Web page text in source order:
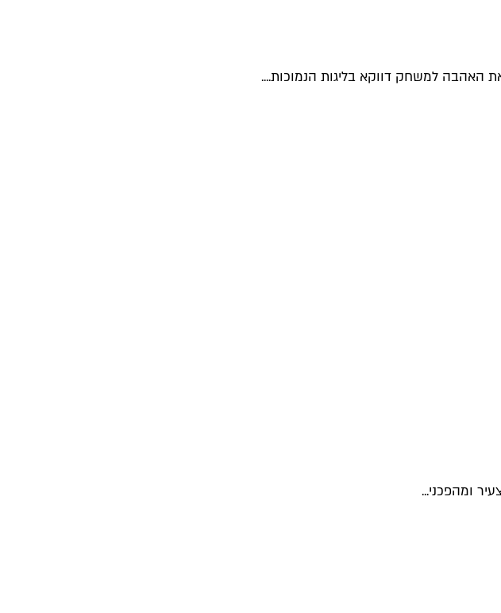
האהבה למשחק דווקא בליגות הנמוכות....